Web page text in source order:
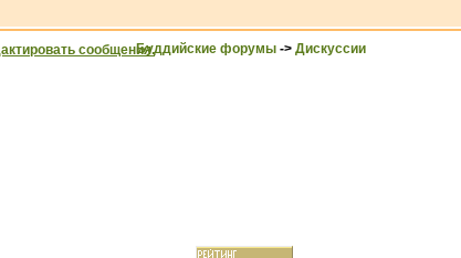
Буддийские форумы -> Дискуссии